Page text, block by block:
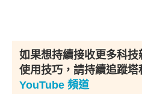
如果想持續接收更多科
使用技巧，請持續追蹤塔
YouTube 頻道